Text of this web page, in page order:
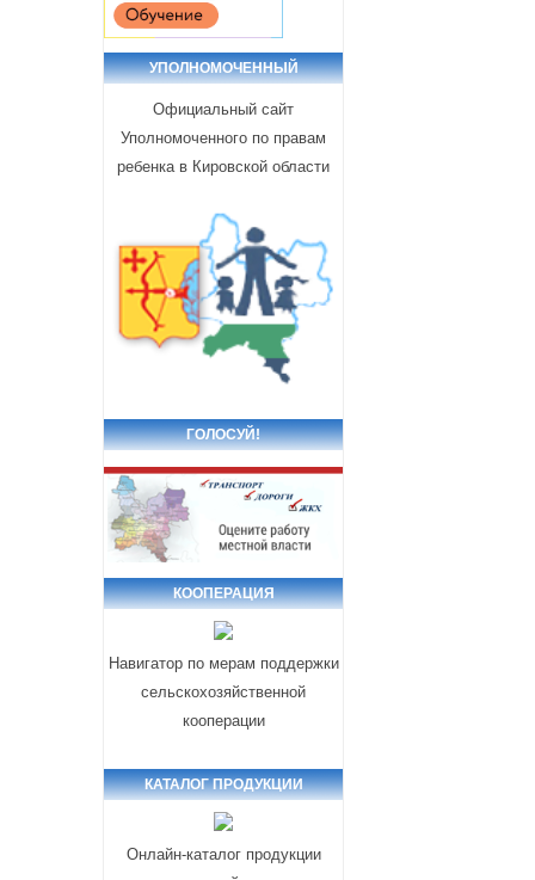
УПОЛНОМОЧЕННЫЙ
Официальный сайт
Уполномоченного по правам
ребенка в Кировской области
ГОЛОСУЙ!
КООПЕРАЦИЯ
Навигатор по мерам поддержки
сельскохозяйственной
кооперации
КАТАЛОГ ПРОДУКЦИИ
Онлайн-каталог продукции